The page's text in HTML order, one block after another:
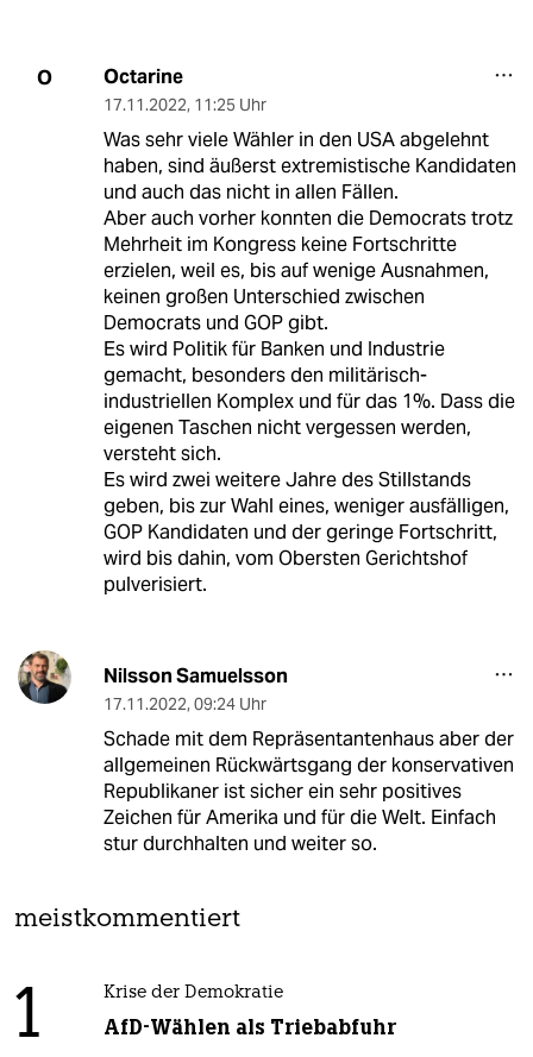
O Octarine
17.11.2022, 11:25 Uhr
Was sehr viele Wähler in den USA abgelehnt
haben, sind äußerst extremistische Kandidaten
und auch das nicht in allen Fällen.
Aber auch vorher konnten die Democrats trotz
Mehrheit im Kongress keine Fortschritte
erzielen, weil es, bis auf wenige Ausnahmen,
keinen großen Unterschied zwischen
Democrats und GOP gibt.
Es wird Politik für Banken und Industrie
gemacht, besonders den militärisch-
industriellen Komplex und für das 1%. Dass die
eigenen Taschen nicht vergessen werden,
versteht sich.
Es wird zwei weitere Jahre des Stillstands
geben, bis zur Wahl eines, weniger ausfälligen,
GOP Kandidaten und der geringe Fortschritt,
wird bis dahin, vom Obersten Gerichtshof
pulverisiert.
Nilsson Samuelsson
17.11.2022, 09:24 Uhr
Schade mit dem Repräsentantenhaus aber der
allgemeinen Rückwärtsgang der konservativen
Republikaner ist sicher ein sehr positives
Zeichen für Amerika und für die Welt. Einfach
stur durchhalten und weiter so.
meistkommentiert
1 Krise der Demokratie
AfD-Wählen als Triebabfuhr